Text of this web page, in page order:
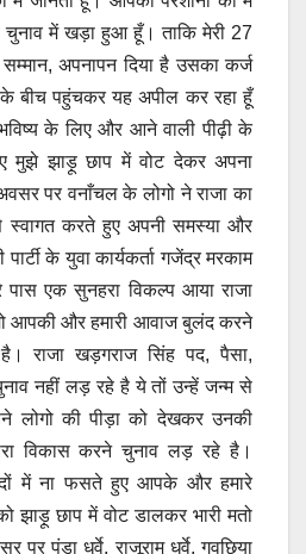
में खड़ा हुआ हूँ। ताकि मेरी 27
अपनापन दिया है उसका कर्ज
बीच पहुंचकर यह अपील कर रहा हूँ
के लिए और आने वाली पीढ़ी के
मुझे झाड़ू छाप में वोट देकर अपना
पर वनाँचल के लोगो ने राजा का
स्वागत करते हुए अपनी समस्या और
के युवा कार्यकर्ता गजेंद्र मरकाम
एक सुनहरा विकल्प आया राजा
आपकी और हमारी आवाज बुलंद करने
राजा खड़गराज सिंह पद, पैसा,
नहीं लड़ रहे है ये तों उन्हें जन्म से
लोगो की पीड़ा को देखकर उनकी
विकास करने चुनाव लड़ रहे है।
में ना फसते हुए आपके और हमारे
झाड़ू छाप में वोट डालकर भारी मतो
पंडा धुर्वे, राजूराम धुर्वे, गवछिया